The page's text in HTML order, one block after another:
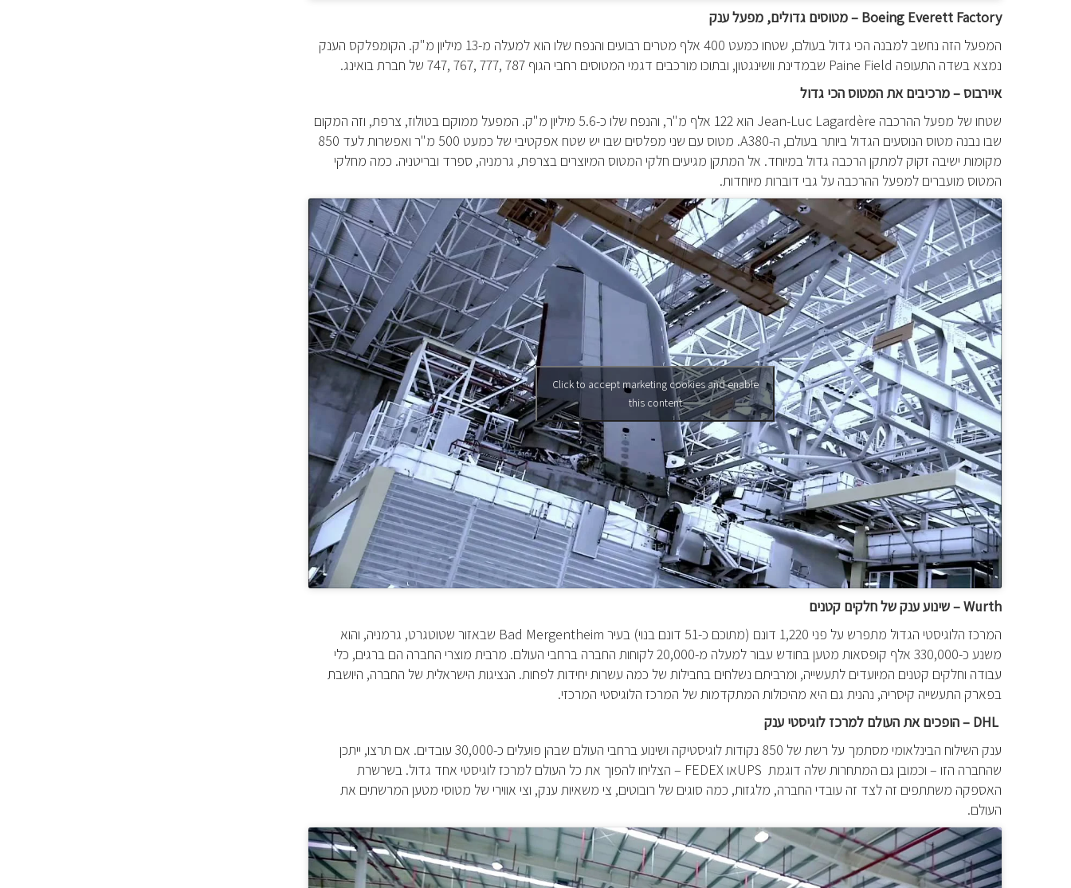
Boeing Everett Factory – מטוסים גדולים, מפעל ענק
המפעל הזה נחשב למבנה הכי גדול בעולם, שטחו כמעט 400 אלף מטרים רבועים והנפח שלו הוא למעלה מ-13 מיליון מ"ק. הקומפלקס הענק
נמצא בשדה התעופה Paine Field שבמדינת וושינגטון, ובתוכו מורכבים דגמי המטוסים רחבי הגוף 747, 767, 777, 787 של חברת בואינג.
איירבוס – מרכיבים את המטוס הכי גדול
שטחו של מפעל ההרכבה Jean-Luc Lagardère
הוא 122 אלף מ"ר, והנפח שלו כ-5.6 מיליון מ"ק. המפעל ממוקם בטולוז, צרפת, וזה המקום
שבו נבנה מטוס הנוסעים הגדול ביותר בעולם, ה-A380
. מטוס עם שני מפלסים שבו יש שטח אפקטיבי של כמעט 500 מ"ר ואפשרות לעד 850
מקומות ישיבה זקוק למתקן הרכבה גדול במיוחד. אל המתקן מגיעים חלקי המטוס המיוצרים בצרפת, גרמניה, ספרד ובריטניה. כמה מחלקי
המטוס מועברים למפעל ההרכבה על גבי דוברות מיוחדות.
Click to accept marketing cookies and enable
this content
Wurth– שינוע ענק של חלקים קטנים
המרכז הלוגיסטי הגדול מתפרש על פני 1,220 דונם (מתוכם כ-51 דונם בנוי) בעיר
Bad Mergentheim שבאזור שטוטגרט, גרמניה, והוא
משנע כ-330,000 אלף קופסאות מטען בחודש עבור למעלה מ-20,000 לקוחות החברה ברחבי העולם. מרבית מוצרי החברה הם ברגים, כלי
עבודה וחלקים קטנים המיועדים לתעשייה, ומרביתם נשלחים בחבילות של כמה עשרות יחידות לפחות. הנציגות הישראלית של החברה, היושבת
בפארק התעשייה קיסריה, נהנית גם היא מהיכולות המתקדמות של המרכז הלוגיסטי המרכזי.
DHL – הופכים את העולם למרכז לוגיסטי ענק
ענק השילוח הבינלאומי מסתמך על רשת של 850 נקודות לוגיסטיקה ושינוע ברחבי העולם שבהן פועלים כ-30,000 עובדים. אם תרצו, ייתכן
שהחברה הזו – וכמובן גם המתחרות שלה דוגמת UPSאוFEDEX – הצליחו להפוך את כל העולם למרכז לוגיסטי אחד גדול. בשרשרת
האספקה משתתפים זה לצד זה עובדי החברה, מלגזות, כמה סוגים של רובוטים, צי משאיות ענק, וצי אווירי של מטוסי מטען המרשתים את
העולם.